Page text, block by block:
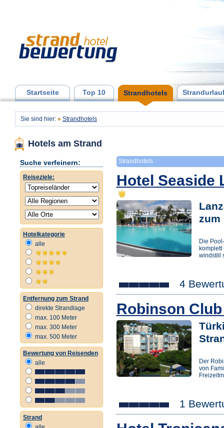
Startseite Top 10 Strandhotels
Sie sind hier: » Strandhotels
Hotels am Strand
Suche verfeinern:
Reiseziele:
Hotelkategorie
alle
Entfernung zum Strand
direkte Strandlage
max. 100 Meter
max. 300 Meter
max. 500 Meter
Bewertung von Reisenden
alle
Strand
Strandhotels
Hotel Seaside
zum
Die
windstill
4
Robinson
Der
von
1